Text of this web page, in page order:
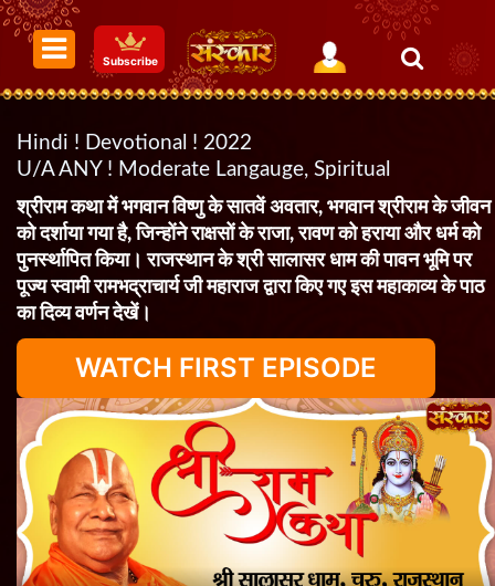
Subscribe
Hindi ! Devotional ! 2022
U/A ANY ! Moderate Langauge, Spiritual
श्रीराम कथा में भगवान विष्णु के सातवें अवतार, भगवान श्रीराम के जीवन
को दर्शाया गया है, जिन्होंने राक्षसों के राजा, रावण को हराया और धर्म को
पुनर्स्थापित किया। राजस्थान के श्री सालासर धाम की पावन भूमि पर
पूज्य स्वामी रामभद्राचार्य जी महाराज द्वारा किए गए इस महाकाव्य के पाठ
का दिव्य वर्णन देखें।
WATCH FIRST EPISODE